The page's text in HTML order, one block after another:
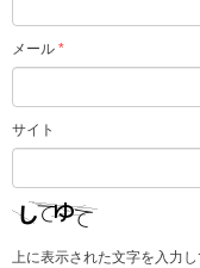
メール *
サイト
上に表示された文字を入力し